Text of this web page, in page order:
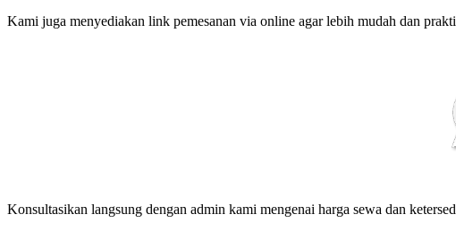
Kami juga menyediakan link pemesanan via online agar lebih mudah dan
Konsultasikan langsung dengan admin kami mengenai harga sewa dan